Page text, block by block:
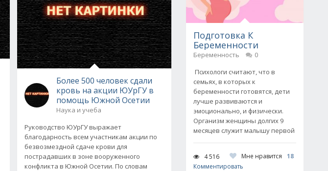
Более 500 человек сдали
кровь на акции ЮУрГУ в
помощь Южной Осетии
Наука и учеба
Руководство ЮУрГУ выражает
благодарность всем участникам акции по
безвозмездной сдаче крови для
пострадавших в зоне вооруженного
конфликта в Южной Осетии. По словам
Подготовка К
Беременности
Беременность
0
Психологи считают, что в
семьях, в которых к
беременности готовятся, дети
лучше развиваются и
эмоционально, и физически.
Организм женщины долгих 9
месяцев служит малышу первой
4 516 Мне нравится
18
Комментировать